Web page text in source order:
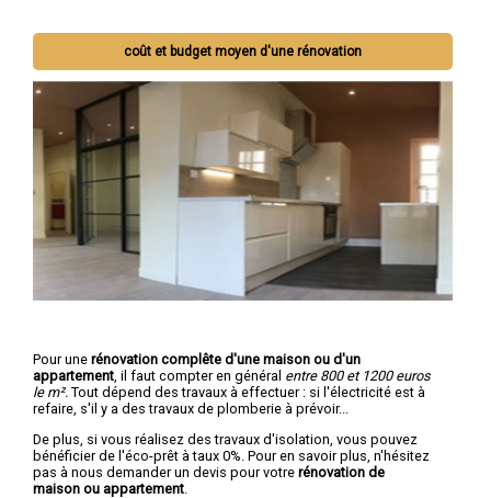
coût et budget moyen d'une rénovation
Pour une rénovation complête d'une maison ou d'un
appartement , il faut compter en général entre 800 et 1200 euros
le m². Tout dépend des travaux à effectuer : si l'électricité est à
refaire, s'il y a des travaux de plomberie à prévoir...
De plus, si vous réalisez des travaux d'isolation, vous pouvez
bénéficier de l'éco-prêt à taux 0%. Pour en savoir plus, n'hésitez
pas à nous demander un devis pour votre rénovation de
maison ou appartement